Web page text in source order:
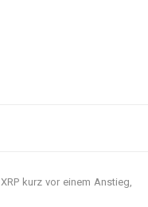
XRP kurz vor einem Anstieg,